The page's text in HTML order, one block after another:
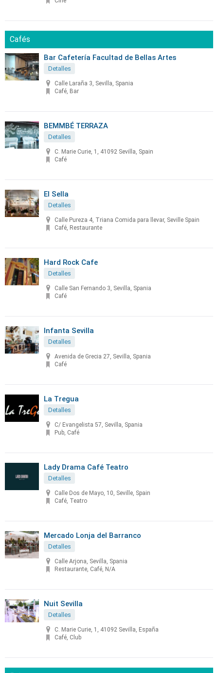
Cafés
Bar Cafetería Facultad de Bellas Artes
Detalles
Calle Laraña 3, Sevilla, Spania
Café, Bar
BEMMBÉ TERRAZA
Detalles
C. Marie Curie, 1, 41092 Sevilla, Spain
Café
El Sella
Detalles
Calle Pureza 4, Triana Comida para llevar, Seville Spain
Café, Restaurante
Hard Rock Cafe
Detalles
Calle San Fernando 3, Sevilla, Spania
Café
Infanta Sevilla
Detalles
Avenida de Grecia 27, Sevilla, Spania
Café
La Tregua
Detalles
C/ Evangelista 57, Sevilla, Spania
Pub, Café
Lady Drama Café Teatro
Detalles
Calle Dos de Mayo, 10, Seville, Spain
Café, Teatro
Mercado Lonja del Barranco
Detalles
Calle Arjona, Sevilla, Spania
Restaurante, Café, N/A
Nuit Sevilla
Detalles
C. Marie Curie, 1, 41092 Sevilla, España
Café, Club